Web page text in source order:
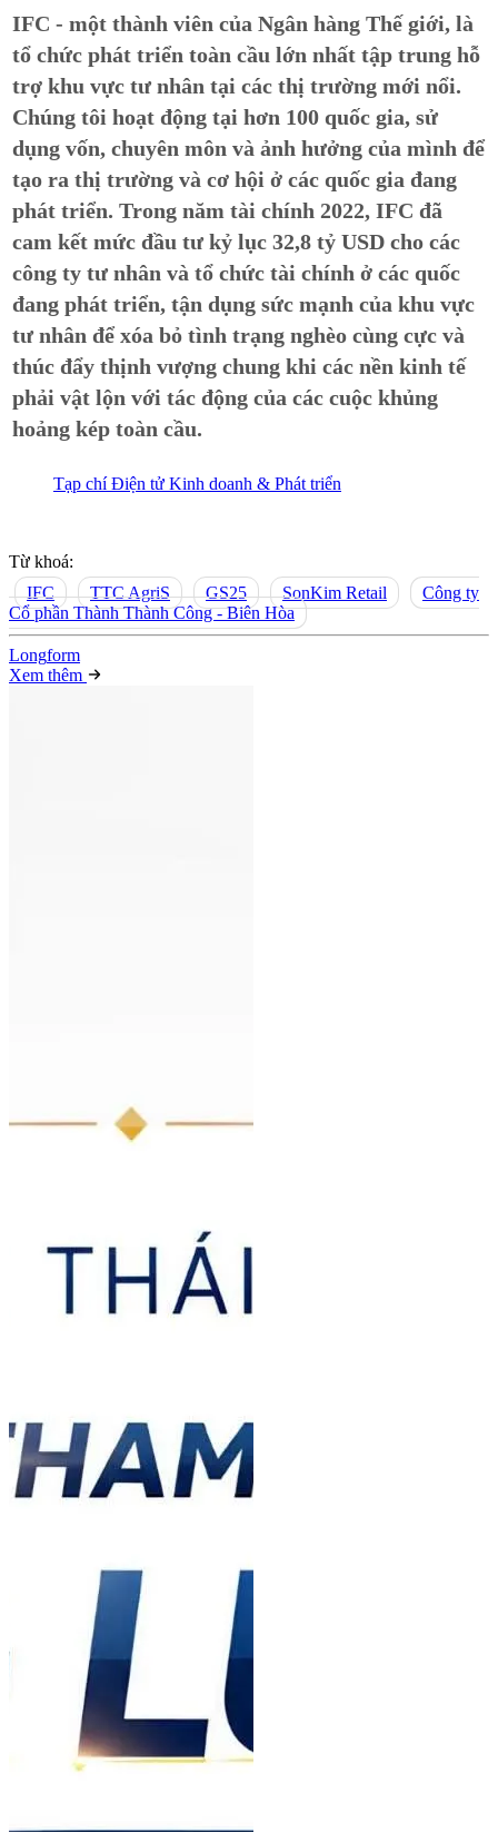
IFC - một thành viên của Ngân hàng Thế giới, là
tổ chức phát triển toàn cầu lớn nhất tập trung hỗ
trợ khu vực tư nhân tại các thị trường mới nổi.
Chúng tôi hoạt động tại hơn 100 quốc gia, sử
dụng vốn, chuyên môn và ảnh hưởng của mình để
tạo ra thị trường và cơ hội ở các quốc gia đang
phát triển. Trong năm tài chính 2022, IFC đã
cam kết mức đầu tư kỷ lục 32,8 tỷ USD cho các
công ty tư nhân và tổ chức tài chính ở các quốc
đang phát triển, tận dụng sức mạnh của khu vực
tư nhân để xóa bỏ tình trạng nghèo cùng cực và
thúc đẩy thịnh vượng chung khi các nền kinh tế
phải vật lộn với tác động của các cuộc khủng
hoảng kép toàn cầu.
Tạp chí Điện tử Kinh doanh & Phát triển
Từ khoá:
IFC
TTC AgriS GS25 SonKim Retail
Công ty
Cổ phần Thành Thành Công - Biên Hòa
Longform
Xem thêm